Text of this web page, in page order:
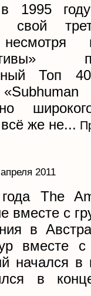
1995
свой
Топ
же не...
2011
The
вместе с
в
вместе
начался в
в